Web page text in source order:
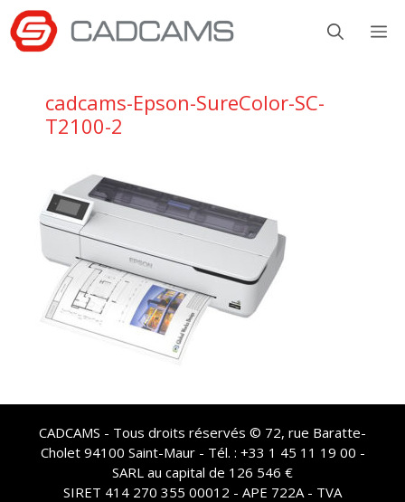
Aller
au
contenu
cadcams-Epson-SureColor-SC-
T2100-2
CADCAMS - Tous droits réservés © 72, rue Baratte-
Cholet 94100 Saint-Maur - Tél. : +33 1 45 11 19 00 -
SARL au capital de 126 546 €
SIRET 414 270 355 00012 - APE 722A - TVA